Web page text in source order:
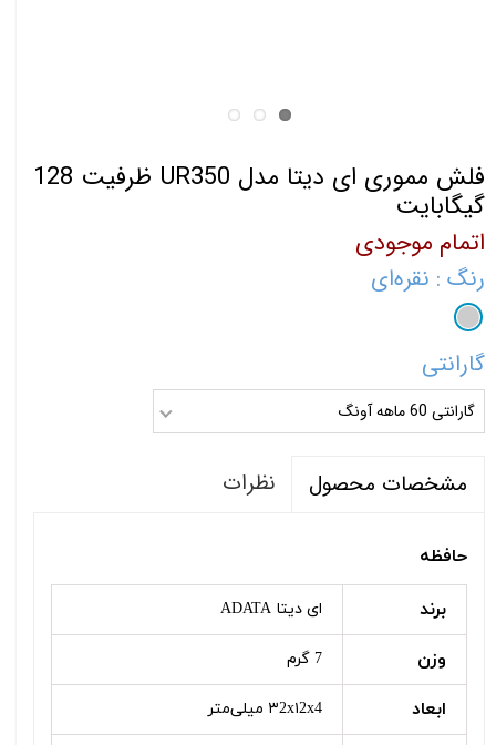
فلش مموری ای دیتا مدل UR350 ظرفیت 128
گیگابایت
اتمام موجودی
رنگ : نقره‌ای
گارانتی
گارانتی 60 ماهه آونگ
مشخصات محصول نظرات
حافظه
برند ای دیتا ADATA
وزن 7 گرم
ابعاد ۳2x۱2x4 میلی‌متر